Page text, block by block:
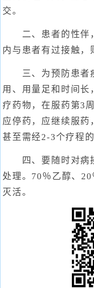
交。
二、患者的性伴
内与患者有过接触，
三、为预防患者
用、用量足和时间长
疗药物，在服药第3
应停药，应继续服药
甚至需经2-3个疗程
四、要随时对病
处理。70％乙醇、
灭活。